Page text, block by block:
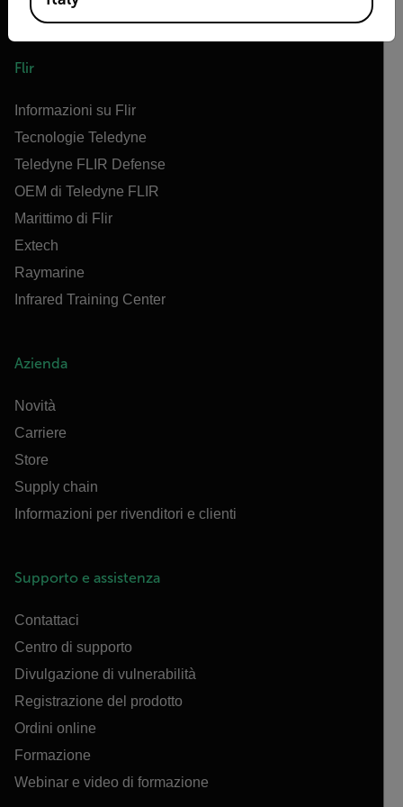
Flir
Informazioni su Flir
Tecnologie Teledyne
Teledyne FLIR Defense
OEM di Teledyne FLIR
Marittimo di Flir
Extech
Raymarine
Infrared Training Center
Azienda
Novità
Carriere
Store
Supply chain
Informazioni per rivenditori e clienti
Supporto e assistenza
Contattaci
Centro di supporto
Divulgazione di vulnerabilità
Registrazione del prodotto
Ordini online
Formazione
Webinar e video di formazione